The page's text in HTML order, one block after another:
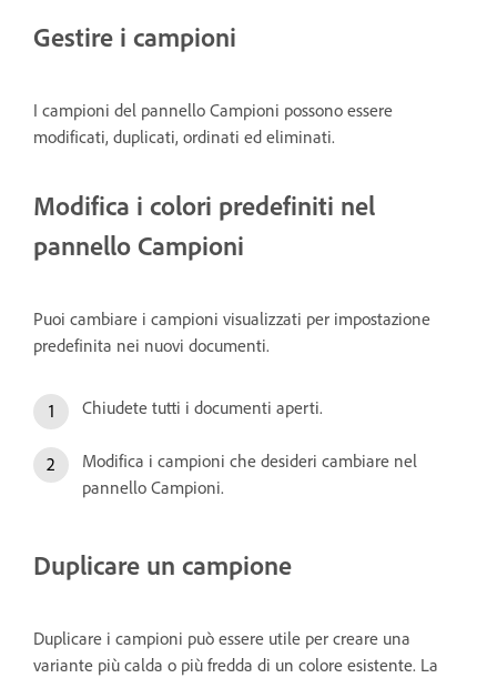
Gestire i campioni
I campioni del pannello Campioni possono essere
modificati, duplicati, ordinati ed eliminati.
Modifica i colori predefiniti nel
pannello Campioni
Puoi cambiare i campioni visualizzati per impostazione
predefinita nei nuovi documenti.
Chiudete tutti i documenti aperti.
Modifica i campioni che desideri cambiare nel
pannello Campioni.
Duplicare un campione
Duplicare i campioni può essere utile per creare una
variante più calda o più fredda di un colore esistente. La